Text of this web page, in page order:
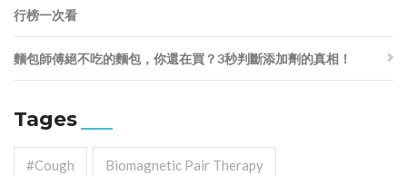
行榜一次看
麵包師傅絕不吃的麵包，你還在買？3秒判斷添加劑的真相！
Tages
#cough Biomagnetic Pair Therapy